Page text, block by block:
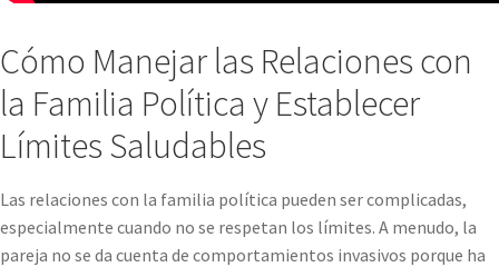
Cómo Manejar las Relaciones con
la Familia Política y Establecer
Límites Saludables
Las relaciones con la familia política pueden ser complicadas,
especialmente cuando no se respetan los límites. A menudo, la
pareja no se da cuenta de comportamientos invasivos porque ha